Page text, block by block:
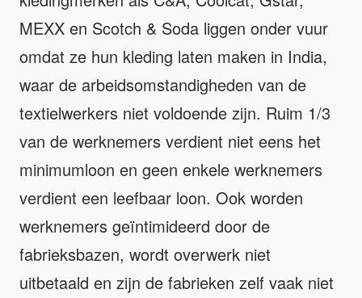
MEXX en Scotch & Soda liggen onder vuur
omdat ze hun kleding laten maken in India,
waar de arbeidsomstandigheden van de
textielwerkers niet voldoende zijn. Ruim 1/3
van de werknemers verdient niet eens het
minimumloon en geen enkele werknemers
verdient een leefbaar loon. Ook worden
werknemers geïntimideerd door de
fabrieksbazen, wordt overwerk niet
uitbetaald en zijn de fabrieken zelf vaak niet